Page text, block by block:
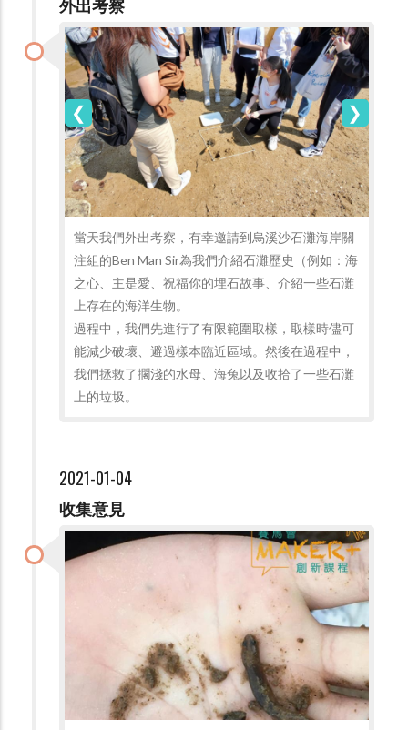
當天我們外出考察，有幸邀請到烏溪沙石灘海岸關
注組的Ben Man Sir為我們介紹石灘歷史（例如：海
之心、主是愛、祝福你的埋石故事、介紹一些石灘
上存在的海洋生物。
過程中，我們先進行了有限範圍取樣，取樣時儘可
能減少破壞、避過樣本臨近區域。然後在過程中，
我們拯救了擱淺的水母、海兔以及收拾了一些石灘
上的垃圾。
2021-01-04
收集意見